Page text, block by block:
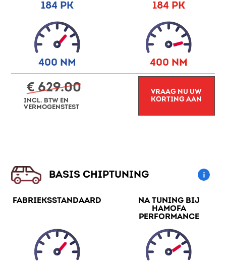
184 PK
400 NM
184 PK
400 NM
€ 629.00
INCL. BTW EN
VERMOGENSTEST
VRAAG NU UW
KORTING AAN
BASIS CHIPTUNING
FABRIEKSSTANDAARD
NA TUNING BIJ
HAMOFA
PERFORMANCE